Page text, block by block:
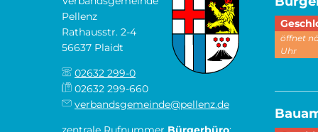
Pellenz
Rathausstr. 2-4
56637 Plaidt
02632 299-0
02632 299-660
verbandsgemeinde@pellenz.de
öffnet
Uhr